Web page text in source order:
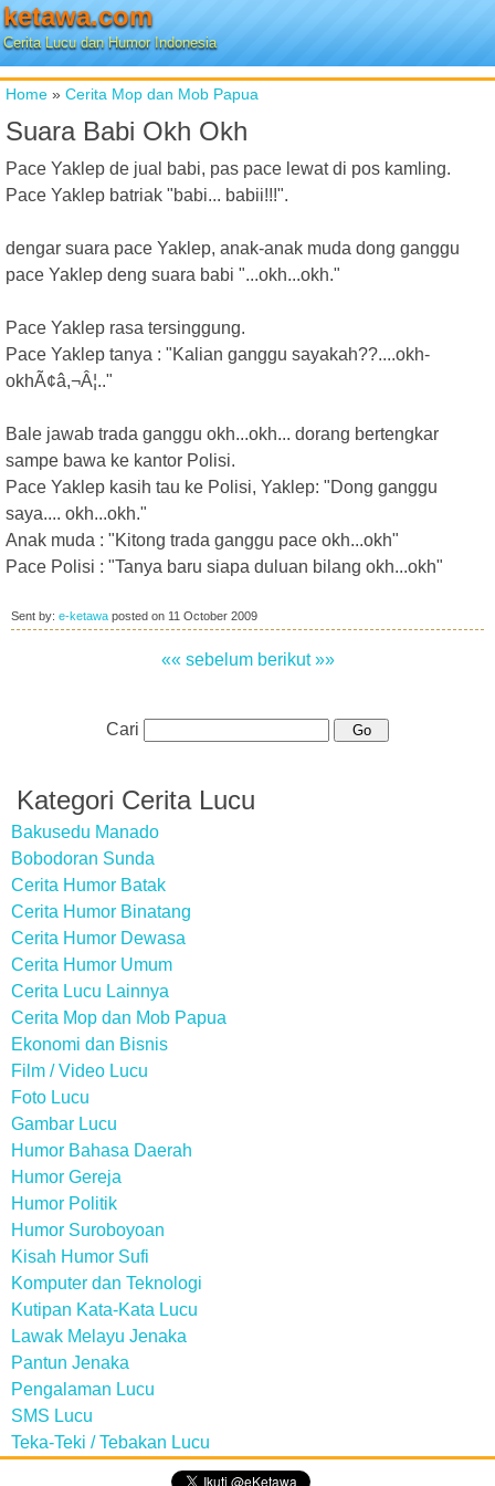
ketawa.com
Cerita Lucu dan Humor Indonesia
Home » Cerita Mop dan Mob Papua
Suara Babi Okh Okh
Pace Yaklep de jual babi, pas pace lewat di pos kamling.
Pace Yaklep batriak "babi... babii!!!".
dengar suara pace Yaklep, anak-anak muda dong ganggu
pace Yaklep deng suara babi "...okh...okh."
Pace Yaklep rasa tersinggung.
Pace Yaklep tanya : "Kalian ganggu sayakah??....okh-
okhÃ¢â,¬Â¦.."
Bale jawab trada ganggu okh...okh... dorang bertengkar
sampe bawa ke kantor Polisi.
Pace Yaklep kasih tau ke Polisi, Yaklep: "Dong ganggu
saya.... okh...okh."
Anak muda : "Kitong trada ganggu pace okh...okh"
Pace Polisi : "Tanya baru siapa duluan bilang okh...okh"
Sent by: e-ketawa posted on 11 October 2009
«« sebelum berikut »»
Cari
Kategori Cerita Lucu
Bakusedu Manado
Bobodoran Sunda
Cerita Humor Batak
Cerita Humor Binatang
Cerita Humor Dewasa
Cerita Humor Umum
Cerita Lucu Lainnya
Cerita Mop dan Mob Papua
Ekonomi dan Bisnis
Film / Video Lucu
Foto Lucu
Gambar Lucu
Humor Bahasa Daerah
Humor Gereja
Humor Politik
Humor Suroboyoan
Kisah Humor Sufi
Komputer dan Teknologi
Kutipan Kata-Kata Lucu
Lawak Melayu Jenaka
Pantun Jenaka
Pengalaman Lucu
SMS Lucu
Teka-Teki / Tebakan Lucu